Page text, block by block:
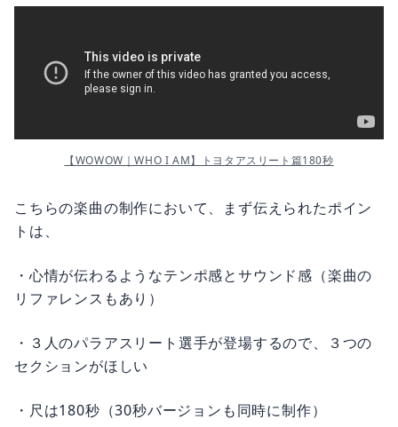
【WOWOW｜WHO I AM】トヨタアスリート篇180秒
こちらの楽曲の制作において、まず伝えられたポイン
トは、
・心情が伝わるようなテンポ感とサウンド感（楽曲の
リファレンスもあり）
・３人のパラアスリート選手が登場するので、３つの
セクションがほしい
・尺は180秒（30秒バージョンも同時に制作）